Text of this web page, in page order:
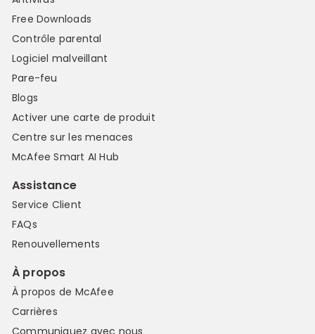
Free Downloads
Contrôle parental
Logiciel malveillant
Pare-feu
Blogs
Activer une carte de produit
Centre sur les menaces
McAfee Smart AI Hub
Assistance
Service Client
FAQs
Renouvellements
À propos
À propos de McAfee
Carrières